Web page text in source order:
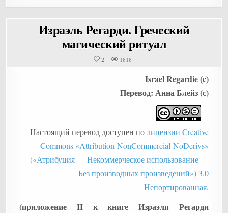
Израэль Регарди. Греческий
магический ритуал
2 1818
Israel Regardie (c)
Перевод: Анна Блейз (с)
Настоящий перевод доступен полицензии Creative
Commons «Attribution-NonCommercial-NoDerivs»
(«Атрибуция — Некоммерческое использование —
Без производных произведений») 3.0
Непортированная.
(приложение II к книге Израэля Регарди